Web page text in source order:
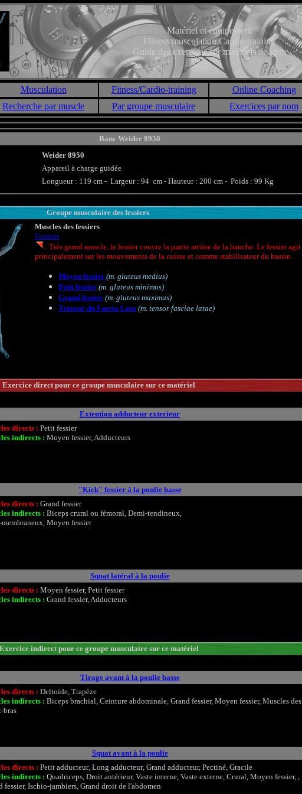
Matériel et équipement
Fitness musculation Cardio-training
Guide des exercices sur matériels de gym
Musculation Fitness/Cardio-training Online Coaching
Recherche par muscle Par groupe musculaire Exercices par nom
Banc Weider 8950
Weider 8950
Appareil à charge guidée
Longueur : 119 cm - Largeur : 94 cm - Hauteur : 200 cm - Poids : 99 Kg
Groupe musculaire des fessiers
Muscles des fessiers
Fessiers
. Très grand muscle, le fessier couvre la partie arrière de la hanche. Le fessier agit
principalement sur les mouvements de la cuisse et comme stabilisateur du bassin.
Moyen fessier (m. gluteus medius)
Petit fessier (m. gluteus minimus)
Grand fessier (m. gluteus maximus)
Tenseur du Fascia Lata (m. tensor fasciae latae)
Exercice direct pour ce groupe musculaire sur ce matériel
Extention adducteur exterieur
directs : Petit fessier
indirects : Moyen fessier, Adducteurs
"Kick" fessier à la poulie basse
directs : Grand fessier
indirects : Biceps crural ou fémoral, Demi-tendineux,
membraneux, Moyen fessier
Squat latéral à la poulie
directs : Moyen fessier, Petit fessier
indirects : Grand fessier, Adducteurs
Exercice indirect pour ce groupe musculaire sur ce matériel
Tirage avant à la poulie basse
directs : Deltoïde, Trapèze
indirects : Biceps brachial, Ceinture abdominale, Grand fessier, Moyen fessier, Muscles des
bras
Squat avant à la poulie
directs : Petit adducteur, Long adducteur, Grand adducteur, Pectiné, Gracile
indirects : Quadriceps, Droit antérieur, Vaste interne, Vaste externe, Crural, Moyen fessier, ,
fessier, Ischio-jambiers, Grand droit de l'abdomen